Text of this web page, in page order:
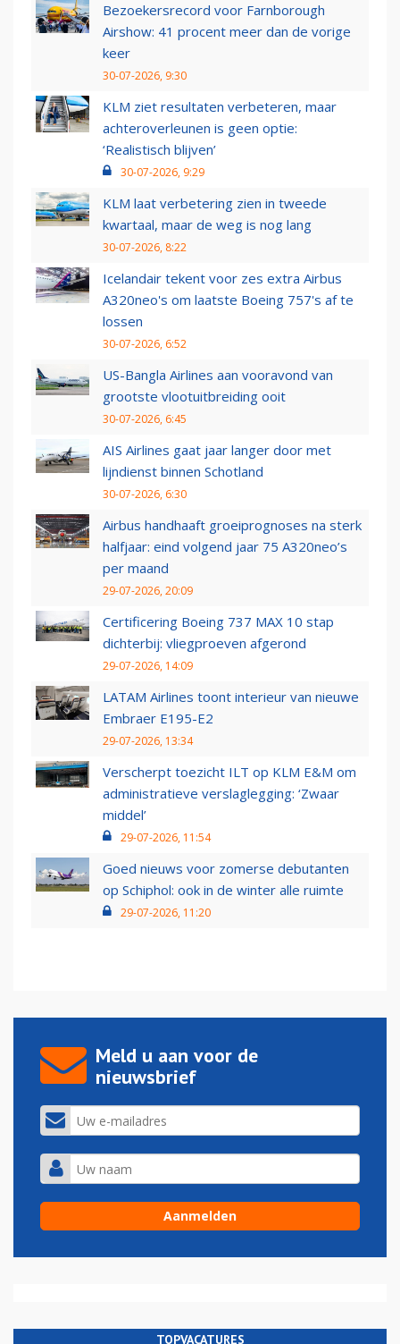
Bezoekersrecord voor Farnborough
Airshow: 41 procent meer dan de vorige
keer
30-07-2026, 9:30
KLM ziet resultaten verbeteren, maar
achteroverleunen is geen optie:
‘Realistisch blijven’
30-07-2026, 9:29
KLM laat verbetering zien in tweede
kwartaal, maar de weg is nog lang
30-07-2026, 8:22
Icelandair tekent voor zes extra Airbus
A320neo's om laatste Boeing 757's af te
lossen
30-07-2026, 6:52
US-Bangla Airlines aan vooravond van
grootste vlootuitbreiding ooit
30-07-2026, 6:45
AIS Airlines gaat jaar langer door met
lijndienst binnen Schotland
30-07-2026, 6:30
Airbus handhaaft groeiprognoses na sterk
halfjaar: eind volgend jaar 75 A320neo’s
per maand
29-07-2026, 20:09
Certificering Boeing 737 MAX 10 stap
dichterbij: vliegproeven afgerond
29-07-2026, 14:09
LATAM Airlines toont interieur van nieuwe
Embraer E195-E2
29-07-2026, 13:34
Verscherpt toezicht ILT op KLM E&M om
administratieve verslaglegging: ‘Zwaar
middel’
29-07-2026, 11:54
Goed nieuws voor zomerse debutanten
op Schiphol: ook in de winter alle ruimte
29-07-2026, 11:20
Meld u aan voor de
nieuwsbrief
TOPVACATURES